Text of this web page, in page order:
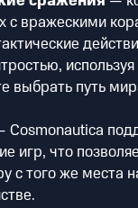
с вражескими
используя
выбрать путь
игр, что
с того же места